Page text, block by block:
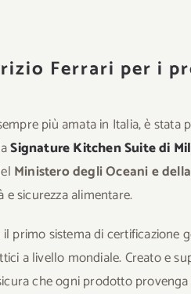
Ferrari per i
più amata in Italia, è
Signature Kitchen Suite di
Ministero degli Oceani e
e sicurezza alimentare.
primo sistema di certificazione
a livello mondiale. Creato e
che ogni prodotto